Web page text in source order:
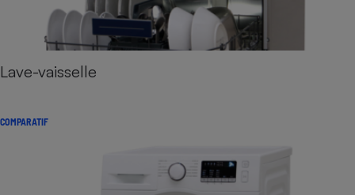
Lave-vaisselle
COMPARATIF